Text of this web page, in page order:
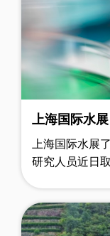
上海国际水
上海国际水展
研究人员近日